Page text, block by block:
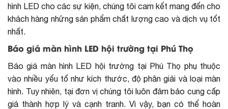
hình LED cho các sự kiện, chúng tôi cam kết mang đến cho
khách hàng những sản phẩm chất lượng cao và dịch vụ tốt
nhất.
Báo giá màn hình LED hội trường tại Phú Thọ
Báo giá màn hình LED hội trường tại Phú Thọ phụ thuộc
vào nhiều yếu tố như kích thước, độ phân giải và loại màn
hình. Tuy nhiên, tại đơn vị chúng tôi luôn đảm bảo cung cấp
giá thành hợp lý và cạnh tranh. Vì vậy, bạn có thể hoàn